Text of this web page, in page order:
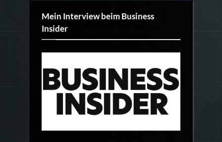
Mein Interview beim Business
Insider